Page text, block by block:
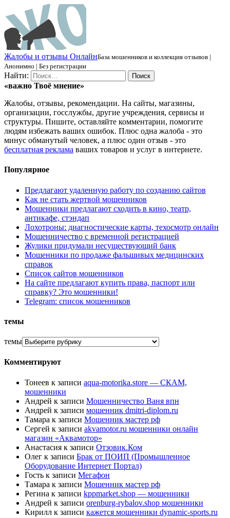
Жалобы и отзывы ОнлайнБаза мошенников и коллекция отзывов |
Анонимно | Без регистрации
Найти:
«важно Твоё мнение»
Жалобы, отзывы, рекомендации. На сайты, магазины,
организации, госслужбы, другие учреждения, сервисы и
структуры. Пишите, оставляйте комментарии, помогите
людям избежать ваших ошибок. Плюс одна жалоба - это
минус обманутый человек, а плюс один отзыв - это
бесплатная реклама ваших товаров и услуг в интернете.
Популярное
Предлагают удаленную работу по созданию сайтов
Как не стать жертвой мошенников
Мошенники предлагают сходить в кино, театр,
антикафе, стэндап
Лохотроны: диагностические карты, техосмотр онлайн
Мошенничество с временной регистрацией
Жулики придумали несуществующий банк
Мошенники по продаже фальшивых медицинских
справок
Список сайтов мошенников
На сайте предлагают купить права, паспорт или
справку? Это мошенники!
Telegram: список мошенников
темы
темы
Комментируют
Тонеев к записи aqua-motorika.store — СКАМ,
мошенники
Андрей к записи Мошенничество Ваня впн
Андрей к записи мошенник dmitri-diplom.ru
Тамара к записи Мошенник мастер рф
Сергей к записи akvamotor.ru мошенники онлайн
магазин «Аквамотор»
Анастасия к записи Отзовик.Ком
Олег к записи Брак от ПОИП (Промышленное
Оборудование Интернет Портал)
Гость к записи Мегафон
Тамара к записи Мошенник мастер рф
Регина к записи kppmarket.shop — мошенники
Андрей к записи orenburg-rybalov.shop мошенники
Кирилл к записи кажется мошенники dynamic-sports.ru